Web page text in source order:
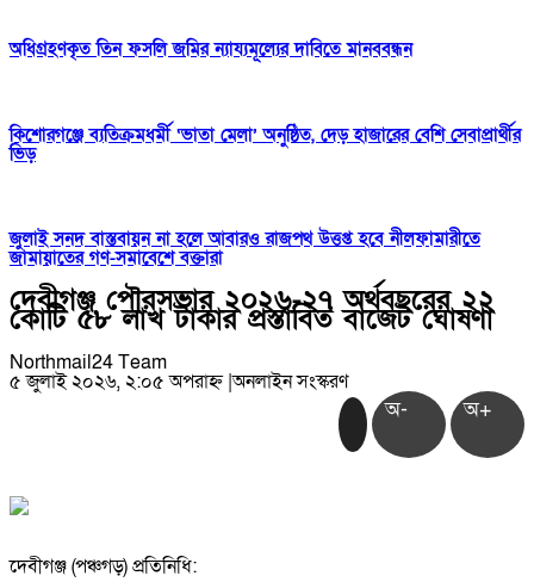
অধিগ্রহণকৃত তিন ফসলি জমির ন্যায্যমূল্যের দাবিতে মানববন্ধন
কিশোরগঞ্জে ব্যতিক্রমধর্মী ‘ভাতা মেলা’ অনুষ্ঠিত, দেড় হাজারের বেশি সেবাপ্রার্থীর
ভিড়
জুলাই সনদ বাস্তবায়ন না হলে আবারও রাজপথ উত্তপ্ত হবে নীলফামারীতে
জামায়াতের গণ-সমাবেশে বক্তারা
দেবীগঞ্জ পৌরসভার ২০২৬-২৭ অর্থবছরের ২২
কোটি ৫৮ লাখ টাকার প্রস্তাবিত বাজেট ঘোষণা
Northmail24 Team
৫ জুলাই ২০২৬, ২:০৫ অপরাহ্ন|অনলাইন সংস্করণ
অ- অ+
‎দেবীগঞ্জ (পঞ্চগড়) প্রতিনিধি: